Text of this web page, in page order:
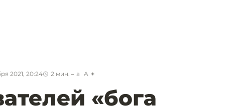
2021, 20:24 2 мин. a A
«бога